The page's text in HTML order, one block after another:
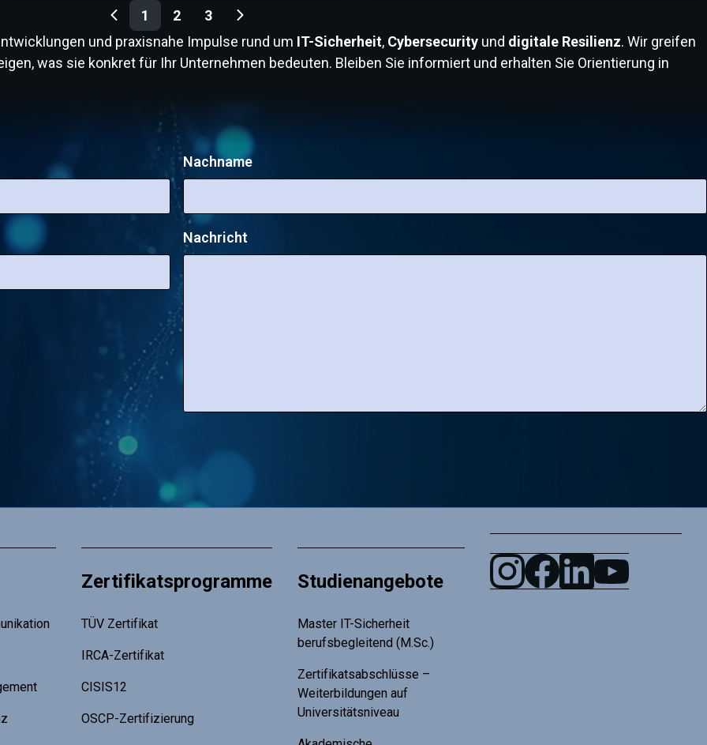
angeschlossen werden, sind sie ein beliebter
Angriffsvektor für Cyberkriminelle. Wie USB-Angriffe
funktionieren und worauf Unternehmen beim Schutz
ihrer Daten achten sollten, erfahren Sie in diesem
worin liegen die Unterschiede? Dieser Artikel gibt einen
verständlichen Überblick und erklärt die zentralen
1 2
3
und praxisnahe Impulse rund um IT-Sicherheit, Cybersecurity und digitale Resilienz. Wir greifen
was sie konkret für Ihr Unternehmen bedeuten. Bleiben Sie informiert und erhalten Sie Orientierung in
Nachname
Nachricht
Zertifikatsprogramme
TÜV Zertifikat
IRCA-Zertifikat
CISIS12
OSCP-Zertifizierung
Studienangebote
Master IT-Sicherheit
berufsbegleitend (M.Sc.)
Zertifikatsabschlüsse –
Weiterbildungen auf
Universitätsniveau